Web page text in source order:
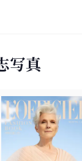
写真